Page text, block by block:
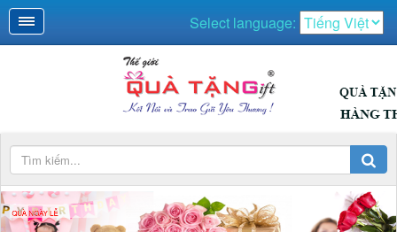
Select language:
QUÀ NGÀY LỄ